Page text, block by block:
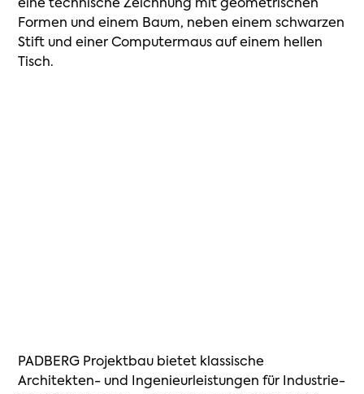
PADBERG Projektbau bietet klassische
Architekten- und Ingenieurleistungen für
Industrie-